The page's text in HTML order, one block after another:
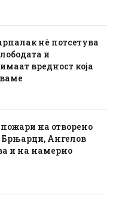
нè потсетува
и
вредност која
на отворено
Брњарци, Ангелов
и на намерно